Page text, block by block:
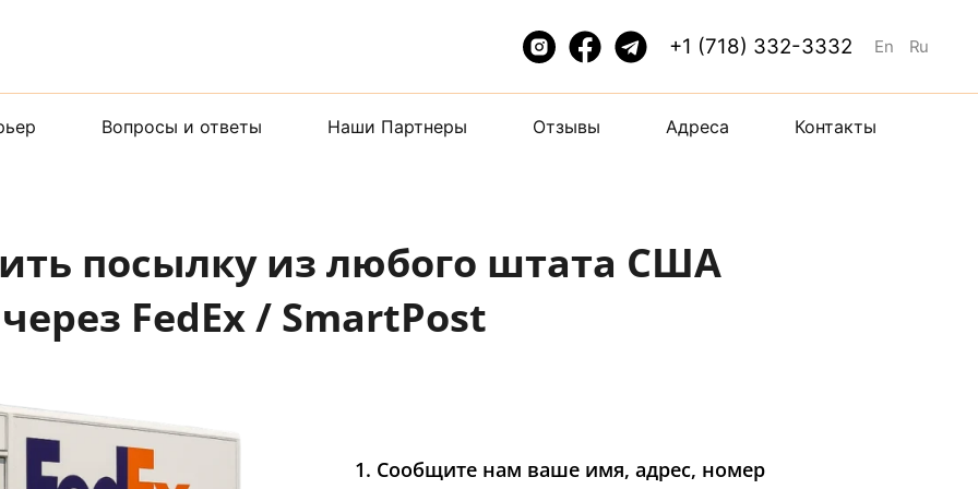
+1 (718) 332-3332 En Ru
Вопросы и ответы Наши Партнеры Отзывы Адреса Контакты
посылку из любого штата США
через FedEx / SmartPost
1. Сообщите нам ваше имя, адрес, номер